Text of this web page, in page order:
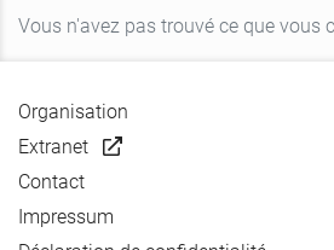
Organisation
Extranet
Contact
Impressum